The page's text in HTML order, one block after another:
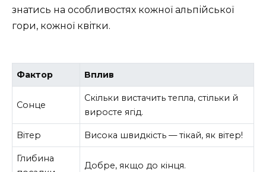
знатись на особливостях кожної альпійської
гори, кожної квітки.
Фактор Вплив
Сонце
Скільки вистачить тепла, стільки й
виросте ягід.
Вітер Висока швидкість — тікай, як вітер!
Глибина
Добре, якщо до кінця.